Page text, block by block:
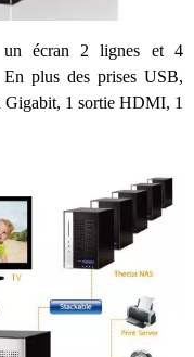
un écran 2 lignes et 4
plus des prises USB,
Gigabit, 1 sortie HDMI, 1